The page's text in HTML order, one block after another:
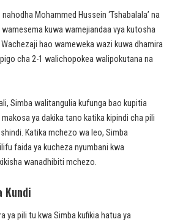
Mohammed Hussein ‘Tshabalala’ na
kuwa wamejiandaa vya kutosha
hao wameweka wazi kuwa dhamira
cha 2-1 walichopokea walipokutana na
Simba walitangulia kufunga bao kupitia
ya dakika tano katika kipindi cha pili
Katika mchezo wa leo, Simba
faida ya kucheza nyumbani kwa
wanadhibiti mchezo.
Kundi
ya pili tu kwa Simba kufikia hatua ya